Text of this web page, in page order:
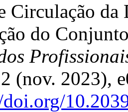
Circulação
do
(nov. 2023),